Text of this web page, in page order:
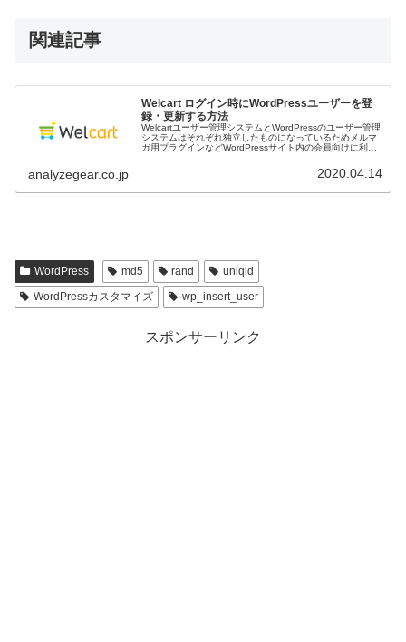
関連記事
Welcart ログイン時にWordPressユーザーを登
録・更新する方法
Welcartユーザー管理システムとWordPressのユーザー管理
システムはそれぞれ独立したものになっているためメルマ
ガ用プラグインなどWordPressサイト内の会員向けに利用
analyzegear.co.jp 2020.04.14
WordPress md5 rand
uniqid
WordPressカスタマイズ
wp_insert_user
スポンサーリンク